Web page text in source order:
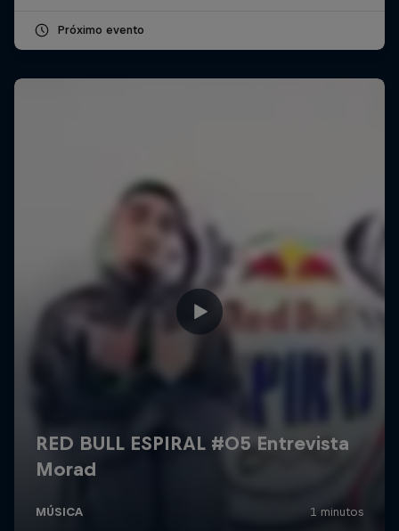
Próximo evento